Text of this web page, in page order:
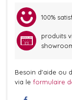
100%
produits
Besoin d'aide ou
via le formulaire